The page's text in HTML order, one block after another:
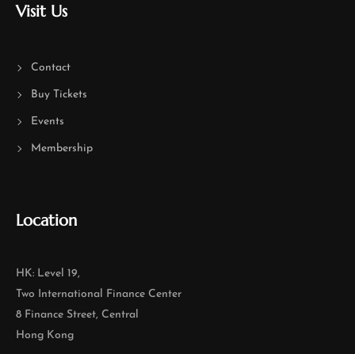
Visit Us
Contact
Buy Tickets
Events
Membership
Location
HK: Level 19,
Two International Finance Center
8 Finance Street, Central
Hong Kong